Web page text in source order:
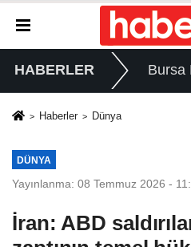
HABERLER Bursa
Haberler Dünya
DÜNYA
Yayınlanma: 08 Temmuz 2026 -
İran: ABD